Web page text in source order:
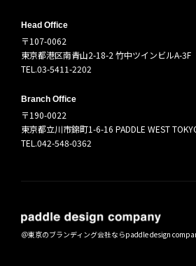
Head Office
〒107-0062
東京都港区南青山2-18-2 竹中ツインビルA-3F
TEL.03-5411-2202
Branch Office
〒190-0022
東京都立川市錦町1-6-16 PADDLE WEST
TEL.042-548-0362
＠東京のブランディング会社ならpaddle design